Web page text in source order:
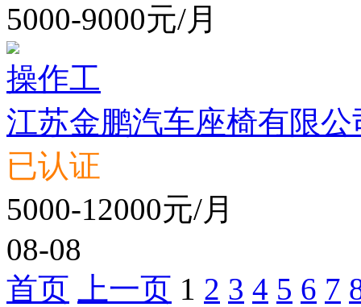
5000-9000元/月
操作工
江苏金鹏汽车座椅有限公
已认证
5000-12000元/月
08-08
首页
上一页 1 2 3 4 5 6 7